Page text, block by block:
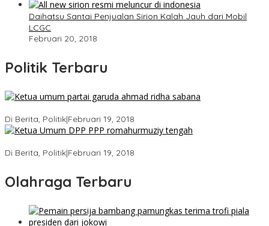
Daihatsu Santai Penjualan Sirion Kalah Jauh dari Mobil
LCGC
Februari 20, 2018
Politik Terbaru
Di Berita, Politik|Februari 19, 2018
Di Berita, Politik|Februari 19, 2018
Olahraga Terbaru